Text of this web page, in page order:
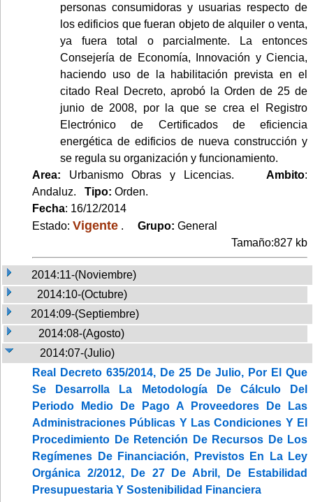
personas consumidoras y usuarias respecto de
los edificios que fueran objeto de alquiler o venta,
ya fuera total o parcialmente. La entonces
Consejería de Economía, Innovación y Ciencia,
haciendo uso de la habilitación prevista en el
citado Real Decreto, aprobó la Orden de 25 de
junio de 2008, por la que se crea el Registro
Electrónico de Certificados de eficiencia
energética de edificios de nueva construcción y
se regula su organización y funcionamiento.
Area: Urbanismo Obras y Licencias. Ambito:
Andaluz. Tipo: Orden.
Fecha: 16/12/2014
Estado: Vigente . Grupo: General
Tamaño:827 kb
2014:11-(Noviembre)
2014:10-(Octubre)
2014:09-(Septiembre)
2014:08-(Agosto)
2014:07-(Julio)
Real Decreto 635/2014, De 25 De Julio, Por El Que
Se Desarrolla La Metodología De Cálculo Del
Periodo Medio De Pago A Proveedores De Las
Administraciones Públicas Y Las Condiciones Y El
Procedimiento De Retención De Recursos De Los
Regímenes De Financiación, Previstos En La Ley
Orgánica 2/2012, De 27 De Abril, De Estabilidad
Presupuestaria Y Sostenibilidad Financiera